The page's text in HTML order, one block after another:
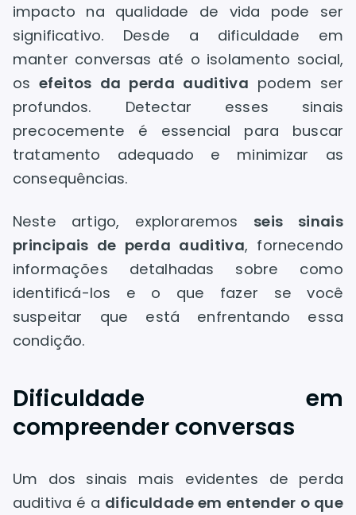
impacto na qualidade de vida pode ser
significativo. Desde a dificuldade em
manter conversas até o isolamento social,
osefeitos da perda auditiva podem ser
profundos. Detectar esses sinais
precocemente é essencial para buscar
tratamento adequado e minimizar as
consequências.
Neste artigo, exploraremos seis sinais
principais de perda auditiva, fornecendo
informações detalhadas sobre como
identificá-los e o que fazer se você
suspeitar que está enfrentando essa
condição.
Dificuldade em
compreender conversas
Um dos sinais mais evidentes de perda
auditiva é a dificuldade em entender o que